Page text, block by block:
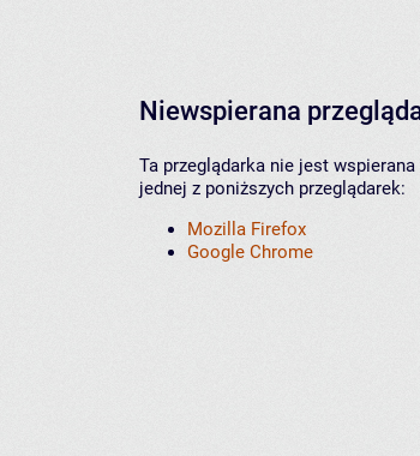
Niewspierana
Ta przeglądarka nie jest
jednej z poniższych przeglądarek:
Mozilla Firefox
Google Chrome